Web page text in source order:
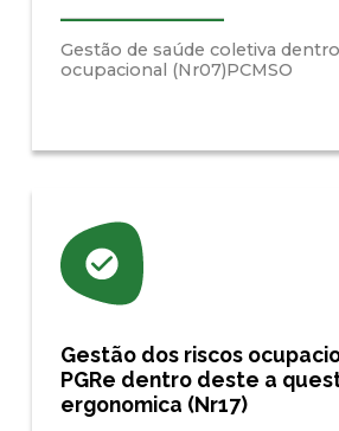
Gestão de saúde coletiva
ocupacional (Nr07)PCMSO
Gestão dos riscos
PGRe dentro deste a
ergonomica (Nr17)